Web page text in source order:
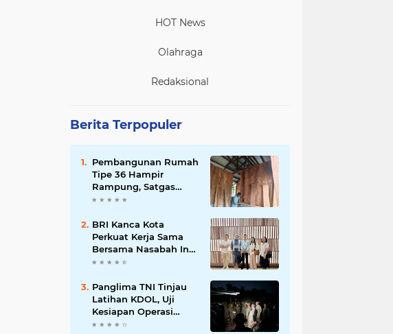
HOT News
Olahraga
Redaksional
Berita Terpopuler
Pembangunan Rumah
Tipe 36 Hampir
Rampung, Satgas
TMMD Ke-129 Kodim
Wujudkan Hunian
Layak bagi Warga
BRI Kanca Kota
Perkuat Kerja Sama
Bersama Nasabah Inti,
Dorong Pertumbuhan
Panglima TNI Tinjau
Latihan KDOL, Uji
Kesiapan Operasi
Lintas Udara dalam